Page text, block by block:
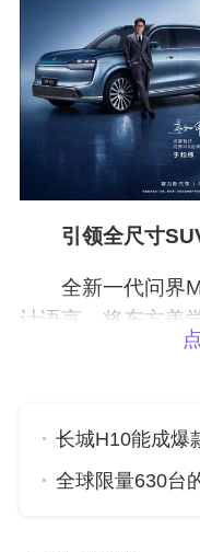
引领全尺寸
全新一代问界
计语言，将东方美
车身尺寸
场更磅礴。
长城H10能成爆
全球限量630台